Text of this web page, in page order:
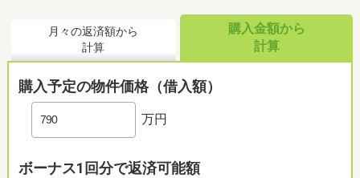
月々の返済額から
計算
購入金額から
計算
購入予定の物件価格（借入額）
万円
ボーナス1回分で返済可能額